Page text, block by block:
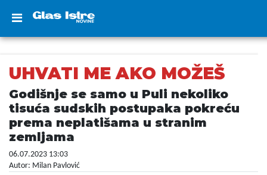
UHVATI ME AKO MOŽEŠ
Godišnje se samo u Puli nekoliko
tisuća sudskih postupaka pokreću
prema neplatišama u stranim
zemljama
06.07.2023 13:03
Autor: Milan Pavlović